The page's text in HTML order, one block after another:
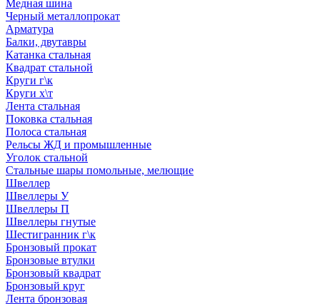
Медная шина
Черный металлопрокат
Арматура
Балки, двутавры
Катанка стальная
Квадрат стальной
Круги г\к
Круги х\т
Лента стальная
Поковка стальная
Полоса стальная
Рельсы ЖД и промышленные
Уголок стальной
Стальные шары помольные, мелющие
Швеллер
Швеллеры У
Швеллеры П
Швеллеры гнутые
Шестигранник г\к
Бронзовый прокат
Бронзовые втулки
Бронзовый квадрат
Бронзовый круг
Лента бронзовая